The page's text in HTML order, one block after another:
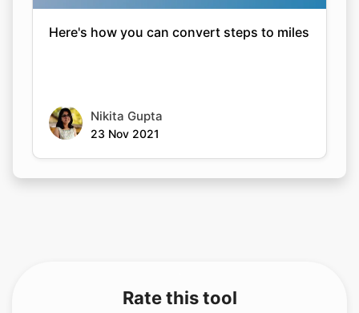
Here's how you can convert steps to miles
Nikita Gupta
23 Nov 2021
Rate this tool